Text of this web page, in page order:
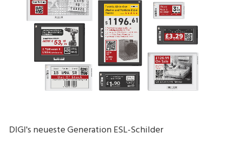
DIGI's neueste Generation ESL-Schilder